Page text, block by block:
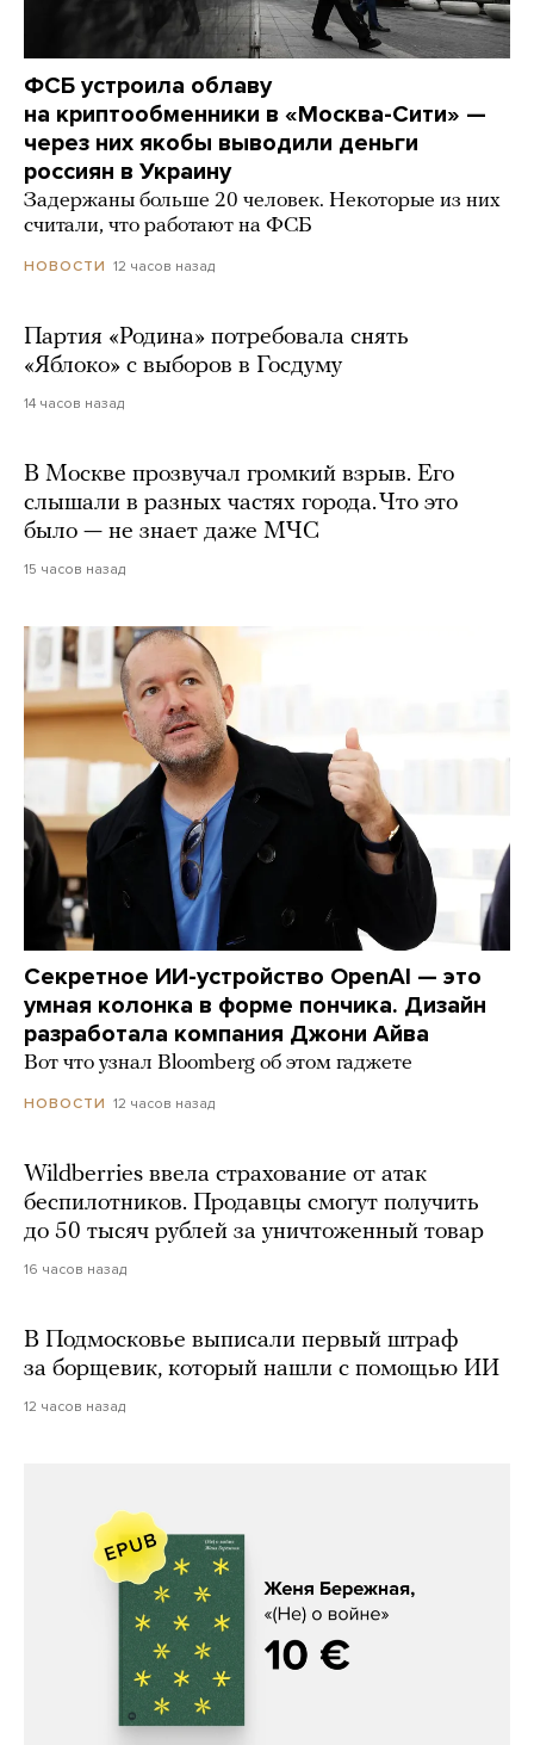
ФСБ устроила облаву
на криптообменники в «Москва-Сити» —
через них якобы выводили деньги
россиян в Украину
Задержаны больше 20 человек. Некоторые из них
считали, что работают на ФСБ
НОВОСТИ 12 часов назад
Партия «Родина» потребовала снять
«Яблоко» с выборов в Госдуму
14 часов назад
В Москве прозвучал громкий взрыв. Его
слышали в разных частях города. Что это
было — не знает даже МЧС
15 часов назад
Секретное ИИ-устройство OpenAI — это
умная колонка в форме пончика. Дизайн
разработала компания Джони Айва
Вот что узнал Bloomberg об этом гаджете
НОВОСТИ 12 часов назад
Wildberries ввела страхование от атак
беспилотников. Продавцы смогут получить
до 50 тысяч рублей за уничтоженный товар
16 часов назад
В Подмосковье выписали первый штраф
за борщевик, который нашли с помощью ИИ
12 часов назад
Женя Бережная, «(Не) о войне»